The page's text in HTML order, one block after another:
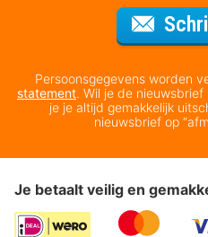
Persoonsgegevens worden
statement. Wil je de
je je altijd gemakkelijk
nieuwsbrief op
Je betaalt veilig en